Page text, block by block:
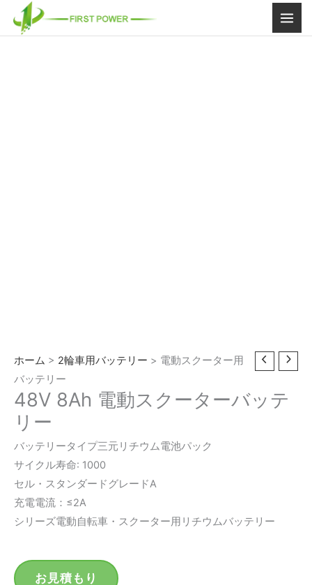
ホーム > 2輪車用バッテリー > 電動スクーター用
バッテリー
48V 8Ah 電動スクーターバッテ
リー
バッテリータイプ三元リチウム電池パック
サイクル寿命: 1000
セル・スタンダードグレードA
充電電流：≤2A
シリーズ電動自転車・スクーター用リチウムバッテリー
お見積もり